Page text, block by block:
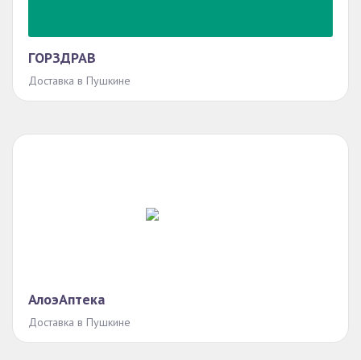
ГОРЗДРАВ
Доставка в Пушкине
АлоэАптека
Доставка в Пушкине